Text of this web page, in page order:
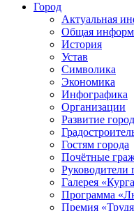
Город
Актуальная
Общая
История
Устав
Символика
Экономика
Инфографика
Организации
Развитие
Гостям города
Почётные
Руководители
Галерея
Программа
Премия